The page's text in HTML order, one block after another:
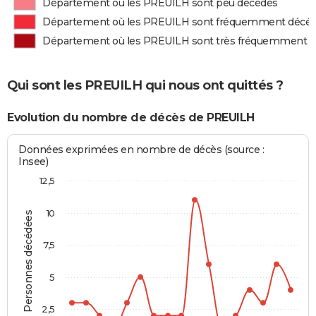
Département où les PREUILH sont peu décédés
Département où les PREUILH sont fréquemment
Département où les PREUILH sont très fréquemment
Qui sont les PREUILH qui nous ont quittés ?
Evolution du nombre de décès de PREUILH
Personnes décédées
Données exprimées en nombre de décès (source :
Insee)
2,5
5
7,5
10
12,5